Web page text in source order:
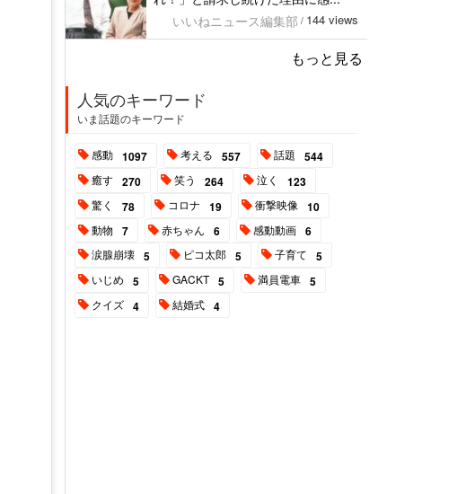
いいねニュース編集部 / 144 views
もっと見る
人気のキーワード
いま話題のキーワード
感動 1097 考える 557 話題 544
癒す 270 笑う 264 泣く 123
驚く 78 コロナ 19 衝撃映像 10
動物 7 赤ちゃん 6 感動動画 6
涙腺崩壊 5 ピコ太郎 5 子育て 5
いじめ 5 GACKT 5 満員電車 5
クイズ 4 結婚式 4